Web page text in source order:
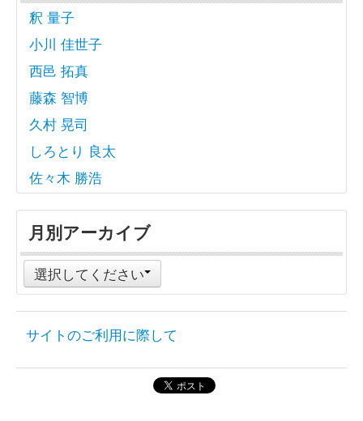
釈 量子
小川 佳世子
西邑 拓真
藤森 智博
久村 晃司
しろとり 良太
佐々木 勝浩
月別アーカイブ
選択してください
サイトのご利用に際して